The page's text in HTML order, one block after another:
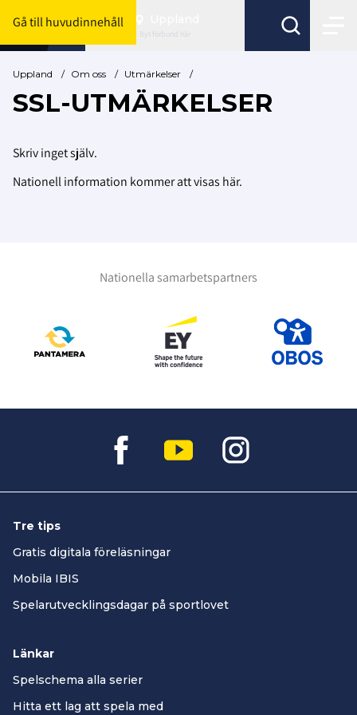
Gå till huvudinnehåll
Byt förbund här
Uppland / Om oss / Utmärkelser /
SSL-UTMÄRKELSER
Skriv inget själv.
Nationell information kommer att visas här.
Nationella samarbetspartners
Tre tips
Gratis digitala föreläsningar
Mobila IBIS
Spelarutvecklingsdagar på sportlovet
Länkar
Spelschema alla serier
Hitta ett lag att spela med